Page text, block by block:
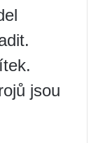
jsou